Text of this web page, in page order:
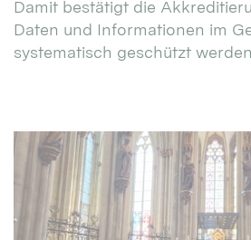
Damit bestätigt die
Daten und Informationen im
systematisch geschützt